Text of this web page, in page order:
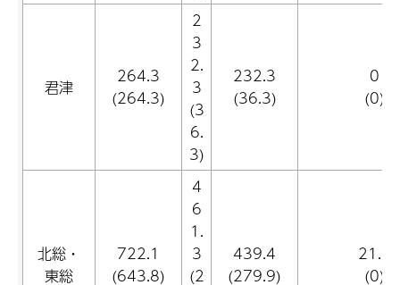
君津
264.3
(264.3)
2
3
2.
3
(3
6.
3)
232.3
(36.3)
0
(0)
北総・
東総
722.1
(643.8)
4
6
1.
3
(2
439.4
(279.9)
21.9
(0)